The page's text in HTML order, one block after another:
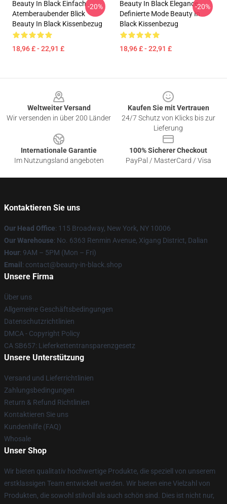
Beauty In Black Einfach
Atemberaubender Blick
Beauty In Black Kissenbezug
18,96 £ - 22,91 £
-20%
Beauty In Black Elegance
Definierte Mode Beauty In
Black Kissenbezug
18,96 £ - 22,91 £
-20%
Weltweiter Versand
Wir versenden in über 200 Länder
Kaufen Sie mit Vertrauen
24/7 Schutz von Klicks bis zur
Lieferung
Internationale Garantie
Im Nutzungsland angeboten
100% Sicherer Checkout
PayPal / MasterCard / Visa
Kontaktieren Sie uns
Our Head Office: 115 Broadway, New York, NY 10006
Our Warehouse: No. 6363 Renmin Avenue, Xigang District, Dalian
Hour: 9AM – 5PM (Mon – Fri)
Email : contact@beauty-in-black.shop
Unsere Firma
Über uns
Allgemeine Geschäftsbedingungen
Datenschutzrichtlinien
DMCA - Copyright Policy
CA SB657: Lieferkettentransparenzgesetz
Unsere Unterstützung
Versand und Lieferrichtlinien
Zahlungsbedingungen
Return & Refund Richtlinien
Kontaktieren Sie uns
Kundenhilfe (FAQ)
Whosale
Unser Shop
Wir bieten qualitativ hochwertige Produkte, die speziell von unserem
erstklassigen Team entwickelt werden. Wir bieten eine Vielzahl von
Produkten, die sowohl stilvoll als auch schön sind. Dies ist nicht nur,